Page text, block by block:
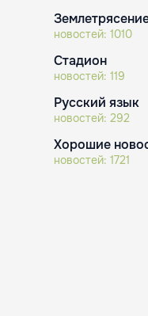
новостей: 1010
Стадион
новостей: 119
Русский язык
новостей: 292
Хорошие
новостей: 1721